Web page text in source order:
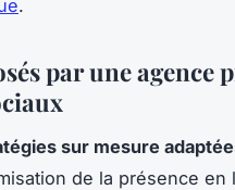
.
par une agence
sur mesure
de la présence